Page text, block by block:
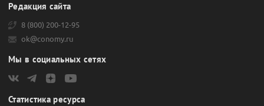
Редакция сайта
8 (800) 200-12-95
ok@conomy.ru
Мы в социальных сетях
Статистика ресурса